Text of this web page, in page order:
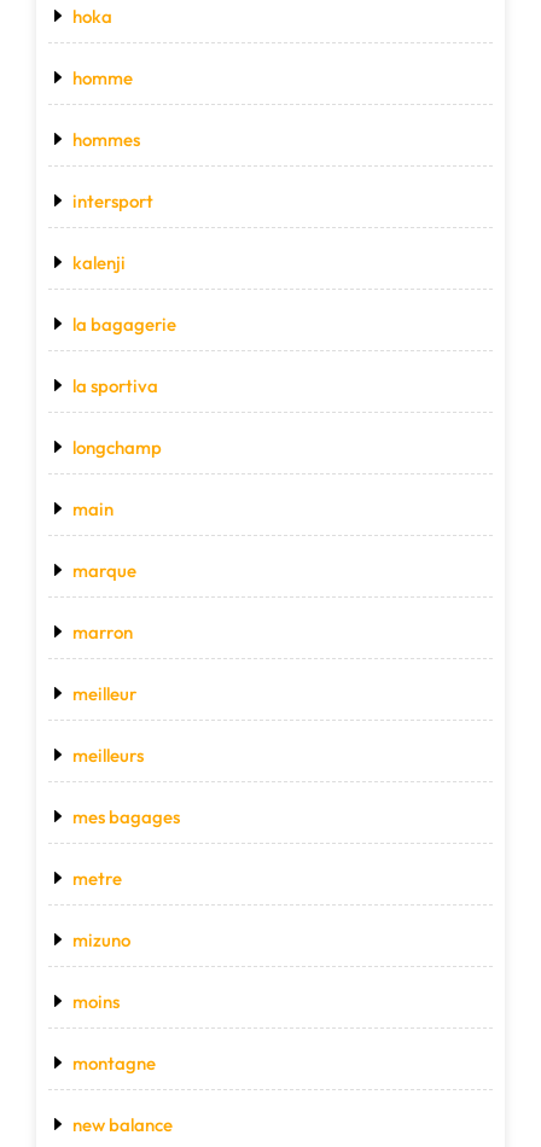
hoka
homme
hommes
intersport
kalenji
la bagagerie
la sportiva
longchamp
main
marque
marron
meilleur
meilleurs
mes bagages
metre
mizuno
moins
montagne
new balance